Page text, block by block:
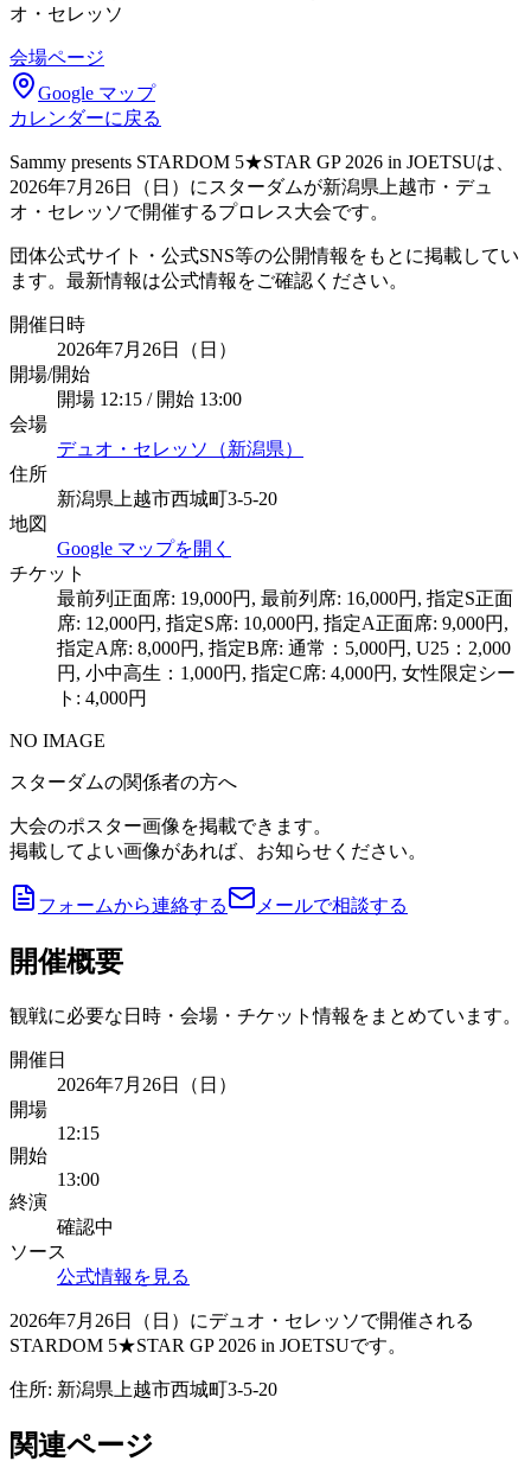
オ・セレッソ
会場ページ
Google マップ
カレンダーに戻る
Sammy presents STARDOM 5★STAR GP 2026 in JOETSUは、
2026年7月26日（日）にスターダムが新潟県上越市・デュ
オ・セレッソで開催するプロレス大会です。
団体公式サイト・公式SNS等の公開情報をもとに掲載してい
ます。最新情報は公式情報をご確認ください。
開催日時
2026年7月26日（日）
開場/開始
開場 12:15 / 開始 13:00
会場
デュオ・セレッソ（新潟県）
住所
新潟県上越市西城町3-5-20
地図
Google マップを開く
チケット
最前列正面席: 19,000円, 最前列席: 16,000円, 指定S正面
席: 12,000円, 指定S席: 10,000円, 指定A正面席: 9,000円,
指定A席: 8,000円, 指定B席: 通常：5,000円, U25：2,000
円, 小中高生：1,000円, 指定C席: 4,000円, 女性限定シー
ト: 4,000円
NO IMAGE
スターダムの関係者の方へ
大会のポスター画像を掲載できます。
掲載してよい画像があれば、お知らせください。
フォームから連絡する メールで相談する
開催概要
観戦に必要な日時・会場・チケット情報をまとめています。
開催日
2026年7月26日（日）
開場
12:15
開始
13:00
終演
確認中
ソース
公式情報を見る
2026年7月26日（日）にデュオ・セレッソで開催される
STARDOM 5★STAR GP 2026 in JOETSUです。
住所: 新潟県上越市西城町3-5-20
関連ページ